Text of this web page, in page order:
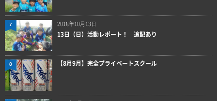
2018年10月13日
13日（日）活動レポート！ 追記あり
7
【8月9月】完全プライベートスクール
8